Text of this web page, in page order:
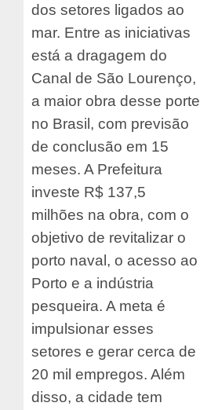
dos setores ligados ao
mar. Entre as iniciativas
está a dragagem do
Canal de São Lourenço,
a maior obra desse porte
no Brasil, com previsão
de conclusão em 15
meses. A Prefeitura
investe R$ 137,5
milhões na obra, com o
objetivo de revitalizar o
porto naval, o acesso ao
Porto e a indústria
pesqueira. A meta é
impulsionar esses
setores e gerar cerca de
20 mil empregos. Além
disso, a cidade tem